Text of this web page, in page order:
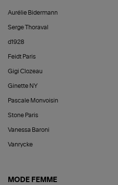
Aurélie Bidermann
Serge Thoraval
d1928
Feidt Paris
Gigi Clozeau
Ginette NY
Pascale Monvoisin
Stone Paris
Vanessa Baroni
Vanrycke
MODE FEMME